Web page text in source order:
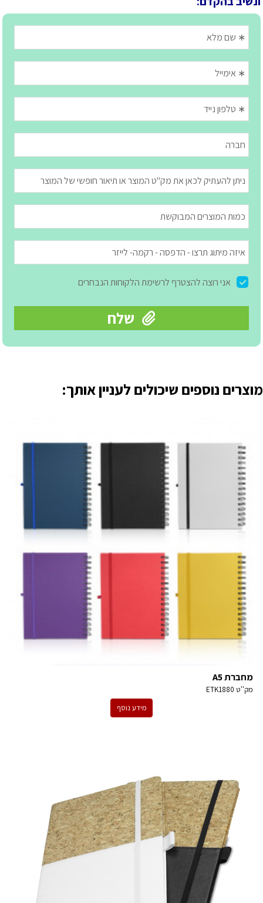
מוצרים נוספים שיכולים לעניין אותך:
מחברת A5
מק''ט ETK1880
מידע נוסף